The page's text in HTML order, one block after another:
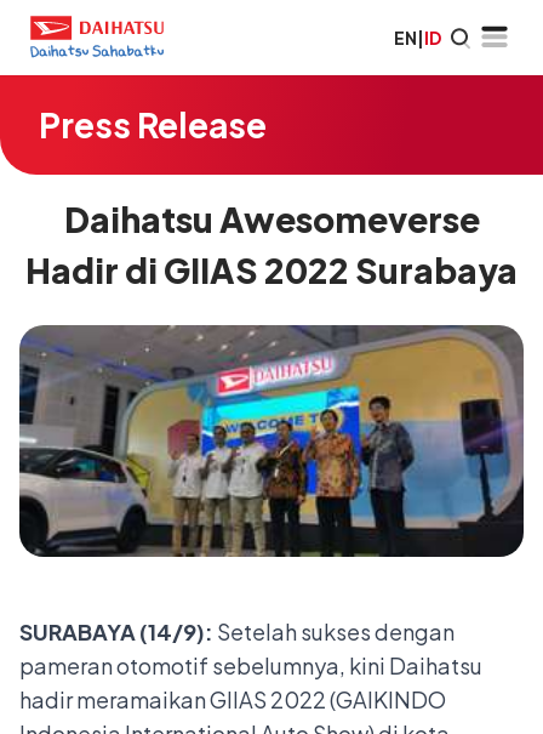
EN|ID
Press Release
Daihatsu Awesomeverse
Hadir di GIIAS 2022 Surabaya
SURABAYA (14/9): Setelah sukses dengan
pameran otomotif sebelumnya, kini Daihatsu
hadir meramaikan GIIAS 2022 (GAIKINDO